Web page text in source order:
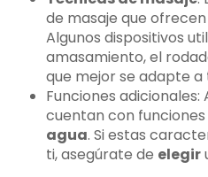
de masaje que
Algunos dispositivos
amasamiento, el
que mejor se adapte
Funciones
cuentan con
agua. Si estas
ti, asegúrate de elegir